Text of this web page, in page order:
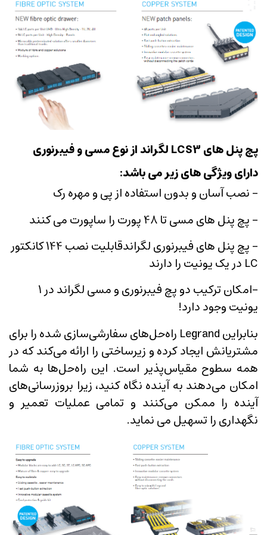
پچ پنل های LCS3 لگراند از نوع مسی و فیبرنوری
دارای ویژگی های زیر می باشد:
- نصب آسان و بدون استفاده از پی و مهره رک
- پچ پنل های مسی تا 48 پورت را ساپورت می کنند
- پچ پنل های فیبرنوری لگراندقابلیت نصب 144 کانکتور
LC در یک یونیت را دارند
-امکان ترکیب دو پچ فیبرنوری و مسی لگراند در 1
یونیت وجود دارد!
بنابراین Legrand راه‌حل‌های سفارشی‌سازی شده را برای
مشتریانش ایجاد کرده و زیرساختی را ارائه می‌کند که در
همه سطوح مقیاس‌پذیر است. این راه‌حل‌ها به شما
امکان می‌دهند به آینده نگاه کنید، زیرا بروزرسانی‌های
آینده را ممکن می‌کنند و تمامی عملیات تعمیر و
نگهداری را تسهیل می نماید.